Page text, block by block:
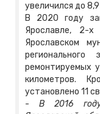
увеличился до
В 2020 году
Ярославле, 2-
Ярославском
регионального
ремонтируемых
километров.
установлено 11
- В 2016